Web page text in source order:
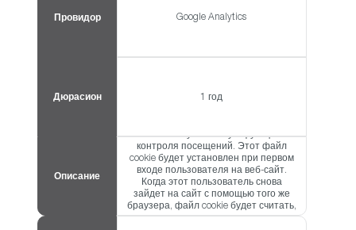
Провидор
Дюрасион
Описание
Google Analytics
1 год
Включает уникальную функцию
контроля посещений. Этот файл
cookie будет установлен при первом
входе пользователя на веб-сайт.
Когда этот пользователь снова
зайдет на сайт с помощью того же
браузера, файл cookie будет считать,
что это тот же пользователь.